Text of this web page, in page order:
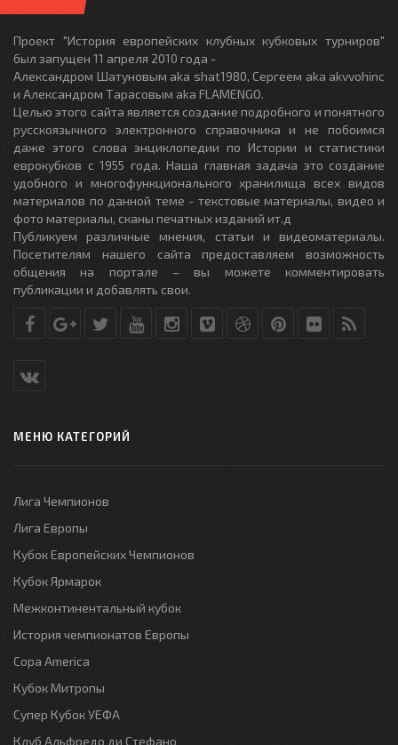
Проект "История европейских клубных кубковых турниров"
был запущен 11 апреля 2010 года -
Александром Шатуновым aka shat1980, Сергеем aka akvvohinc
и Александром Тарасовым aka FLAMENGO.
Целью этого сайта является создание подробного и понятного
русскоязычного электронного справочника и не побоимся
даже этого слова энциклопедии по Истории и статистики
еврокубков с 1955 года. Наша главная задача это создание
удобного и многофункционального хранилища всех видов
материалов по данной теме - текстовые материалы, видео и
фото материалы, сканы печатных изданий ит.д
Публикуем различные мнения, статьи и видеоматериалы.
Посетителям нашего сайта предоставляем возможность
общения на портале – вы можете комментировать
публикации и добавлять свои.
МЕНЮ КАТЕГОРИЙ
Лига Чемпионов
Лига Европы
Кубок Европейских Чемпионов
Кубок Ярмарок
Межконтинентальный кубок
История чемпионатов Европы
Copa America
Кубок Митропы
Супер Кубок УЕФА
Клуб Альфредо ди Стефано